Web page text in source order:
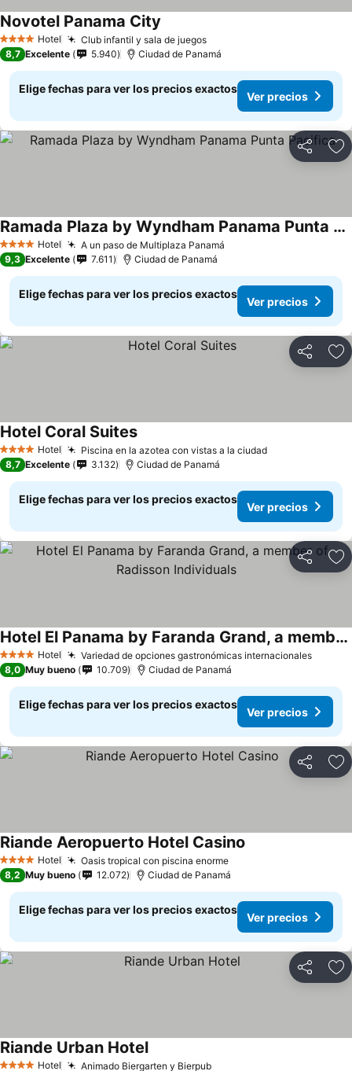
4 EstrellasHotel Club infantil y sala de juegos
Novotel Panama City
8,7 Excelente 5.940 Ciudad de Panamá
Elige fechas para ver los precios exactos
Ver precios
Compartir
4 EstrellasHotel A un paso de Multiplaza Panamá
Ramada Plaza by Wyndham Panama Punta Pacifica
9,3 Excelente 7.611 Ciudad de Panamá
Elige fechas para ver los precios exactos
Ver precios
Compartir
4 EstrellasHotel Piscina en la azotea con vistas a la ciudad
Hotel Coral Suites
8,7 Excelente 3.132 Ciudad de Panamá
Elige fechas para ver los precios exactos
Ver precios
Compartir
4 EstrellasHotel Variedad de opciones gastronómicas internacionales
Hotel El Panama by Faranda Grand, a member of Radisson Individuals
8,0 Muy bueno 10.709 Ciudad de Panamá
Elige fechas para ver los precios exactos
Ver precios
Compartir
4 EstrellasHotel Oasis tropical con piscina enorme
Riande Aeropuerto Hotel Casino
8,2 Muy bueno 12.072 Ciudad de Panamá
Elige fechas para ver los precios exactos
Ver precios
Compartir
Hotel Animado Biergarten y Bierpub
Riande Urban Hotel